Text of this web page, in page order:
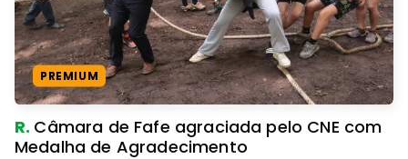
PREMIUM
R. Câmara de Fafe agraciada pelo CNE com
Medalha de Agradecimento